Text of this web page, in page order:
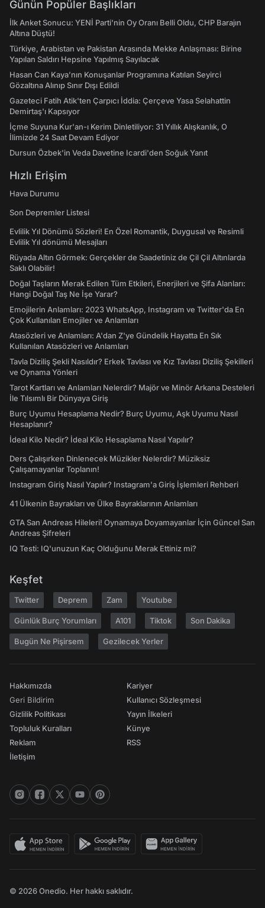
Günün Popüler Başlıkları
İlk Anket Sonucu: YENİ Parti'nin Oy Oranı Belli Oldu, CHP Barajın
Altına Düştü!
Türkiye, Arabistan ve Pakistan Arasında Mekke Anlaşması: Birine
Yapılan Saldırı Hepsine Yapılmış Sayılacak
Hasan Can Kaya’nın Konuşanlar Programına Katılan Seyirci
Gözaltına Alınıp Sınır Dışı Edildi
Gazeteci Fatih Atik'ten Çarpıcı İddia: Çerçeve Yasa Selahattin
Demirtaş'ı Kapsıyor
İçme Suyuna Kur'an-ı Kerim Dinletiliyor: 31 Yıllık Alışkanlık, O
İlimizde 24 Saat Devam Ediyor
Dursun Özbek'in Veda Davetine Icardi'den Soğuk Yanıt
Hızlı Erişim
Hava Durumu
Son Depremler Listesi
Evlilik Yıl Dönümü Sözleri! En Özel Romantik, Duygusal ve Resimli
Evlilik Yıl dönümü Mesajları
Rüyada Altın Görmek: Gerçekler de Saadetiniz de Çil Çil Altınlarda
Saklı Olabilir!
Doğal Taşların Merak Edilen Tüm Etkileri, Enerjileri ve Şifa Alanları:
Hangi Doğal Taş Ne İşe Yarar?
Emojilerin Anlamları: 2023 WhatsApp, Instagram ve Twitter'da En
Çok Kullanılan Emojiler ve Anlamları
Atasözleri ve Anlamları: A'dan Z'ye Gündelik Hayatta En Sık
Kullanılan Atasözleri ve Anlamları
Tavla Diziliş Şekli Nasıldır? Erkek Tavlası ve Kız Tavlası Diziliş Şekilleri
ve Oynama Yönleri
Tarot Kartları ve Anlamları Nelerdir? Majör ve Minör Arkana Desteleri
İle Tılsımlı Bir Dünyaya Giriş
Burç Uyumu Hesaplama Nedir? Burç Uyumu, Aşk Uyumu Nasıl
Hesaplanır?
İdeal Kilo Nedir? İdeal Kilo Hesaplama Nasıl Yapılır?
Ders Çalışırken Dinlenecek Müzikler Nelerdir? Müziksiz
Çalışamayanlar Toplanın!
Instagram Giriş Nasıl Yapılır? Instagram'a Giriş İşlemleri Rehberi
41 Ülkenin Bayrakları ve Ülke Bayraklarının Anlamları
GTA San Andreas Hileleri! Oynamaya Doyamayanlar İçin Güncel San
Andreas Şifreleri
IQ Testi: IQ'unuzun Kaç Olduğunu Merak Ettiniz mi?
Keşfet
Twitter Deprem Zam Youtube
Günlük Burç Yorumları A101 Tiktok Son Dakika
Bugün Ne Pişirsem Gezilecek Yerler
Hakkımızda
Geri Bildirim
Gizlilik Politikası
Topluluk Kuralları
Reklam
İletişim
Kariyer
Kullanıcı Sözleşmesi
Yayın İlkeleri
Künye
RSS
© 2026 Onedio. Her hakkı saklıdır.